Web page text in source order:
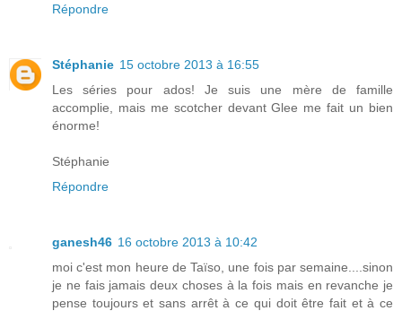
Répondre
Stéphanie 15 octobre 2013 à 16:55
Les séries pour ados! Je suis une mère de famille
accomplie, mais me scotcher devant Glee me fait un bien
énorme!
Stéphanie
Répondre
ganesh46 16 octobre 2013 à 10:42
moi c'est mon heure de Taïso, une fois par semaine....sinon
je ne fais jamais deux choses à la fois mais en revanche je
pense toujours et sans arrêt à ce qui doit être fait et à ce